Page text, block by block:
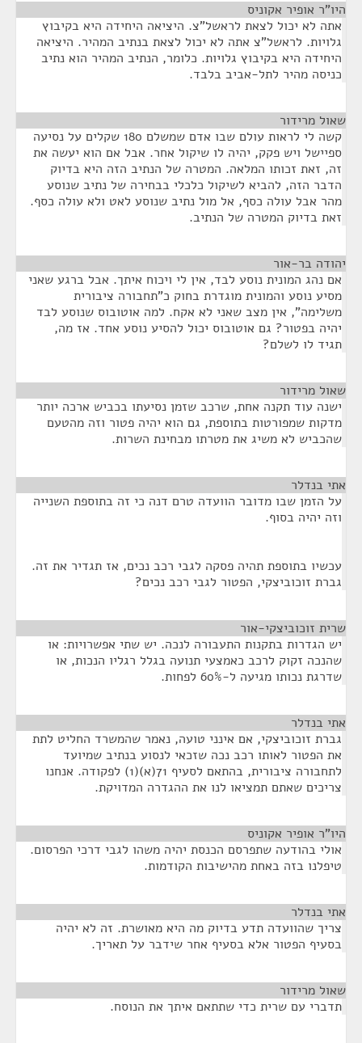
היו"ר אופיר אקוניס
אתה לא יכול לצאת לראשל"צ. היציאה היחידה היא בקיבוץ
גלויות. לראשל"צ אתה לא יכול לצאת בנתיב המהיר. היציאה
היחידה היא בקיבוץ גלויות. כלומר, הנתיב המהיר הוא נתיב
כניסה מהיר לתל-אביב בלבד.
שאול מרידור
קשה לי לראות עולם שבו אדם שמשלם 180 שקלים על נסיעה
ספיישל ויש פקק, יהיה לו שיקול אחר. אבל אם הוא יעשה את
זה, זאת זכותו המלאה. המטרה של הנתיב הזה היא בדיוק
הדבר הזה, להביא לשיקול כלכלי בבחירה של נתיב שנוסע
מהר אבל עולה כסף, אל מול נתיב שנוסע לאט ולא עולה כסף.
זאת בדיוק המטרה של הנתיב.
יהודה בר-אור
אם נהג המונית נוסע לבד, אין לי ויכוח איתך. אבל ברגע שאני
מסיע נוסע והמונית מוגדרת בחוק כ"תחבורה ציבורית
משלימה", אין מצב שאני לא אקח. למה אוטובוס שנוסע לבד
יהיה בפטור? גם אוטובוס יכול להסיע נוסע אחד. אז מה,
תגיד לו לשלם?
שאול מרידור
ישנה עוד תקנה אחת, שרכב שזמן נסיעתו בכביש ארכה יותר
מדקות שמפורטות בתוספת, גם הוא יהיה פטור וזה מהטעם
שהכביש לא משיג את מטרתו מבחינת השרות.
אתי בנדלר
על הזמן שבו מדובר הוועדה טרם דנה כי זה בתוספת השנייה
וזה יהיה בסוף.
עכשיו בתוספת תהיה פסקה לגבי רכב נכים, אז תגדיר את זה.
גברת זוכוביצקי, הפטור לגבי רכב נכים?
שרית זוכוביצקי-אור
יש הגדרות בתקנות התעבורה לנכה. יש שתי אפשרויות: או
שהנכה זקוק לרכב כאמצעי תנועה בגלל רגליו הנכות, או
שדרגת נכותו מגיעה ל-60% לפחות.
אתי בנדלר
גברת זוכוביצקי, אם אינני טועה, נאמר שהמשרד החליט לתת
את הפטור לאותו רכב נכה שזכאי לנסוע בנתיב שמיועד
לתחבורה ציבורית, בהתאם לסעיף 71(א)(1) לפקודה. אנחנו
צריכים שאתם תמציאו לנו את ההגדרה המדויקת.
היו"ר אופיר אקוניס
אולי בהודעה שתפרסם הכנסת יהיה משהו לגבי דרכי הפרסום.
טיפלנו בזה באחת מהישיבות הקודמות.
אתי בנדלר
צריך שהוועדה תדע בדיוק מה היא מאושרת. זה לא יהיה
בסעיף הפטור אלא בסעיף אחר שידבר על תאריך.
שאול מרידור
תדברי עם שרית כדי שתתאם איתך את הנוסח.